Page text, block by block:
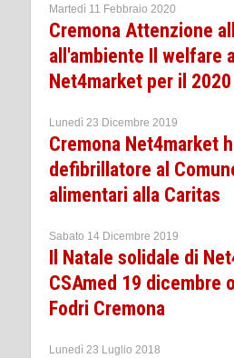
Martedì 11 Febbraio 2020
Cremona Attenzione
all'ambiente Il welfare
Net4market per il 2020
Lunedì 23 Dicembre 2019
Cremona Net4market
defibrillatore al
alimentari alla Caritas
Sabato 14 Dicembre 2019
Il Natale solidale di
CSAmed 19 dicembre
Fodri Cremona
Lunedì 23 Luglio 2018